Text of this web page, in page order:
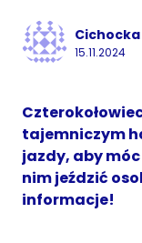
15.11.2024
tajemniczym
jazdy, aby
nim jeździć
informacje!